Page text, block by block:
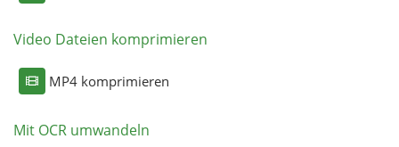
Video Dateien komprimieren
MP4 komprimieren
Mit OCR umwandeln